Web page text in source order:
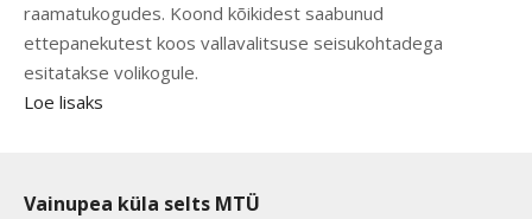
raamatukogudes. Koond kõikidest saabunud
ettepanekutest koos vallavalitsuse seisukohtadega
esitatakse volikogule.
Loe lisaks
Vainupea küla selts MTÜ